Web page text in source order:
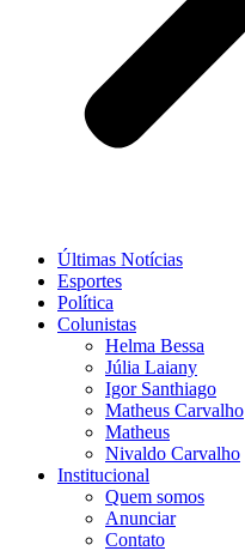
Últimas Notícias
Esportes
Política
Colunistas
Helma Bessa
Júlia Laiany
Igor Santhiago
Matheus Carvalho
Matheus
Nivaldo Carvalho
Institucional
Quem somos
Anunciar
Contato